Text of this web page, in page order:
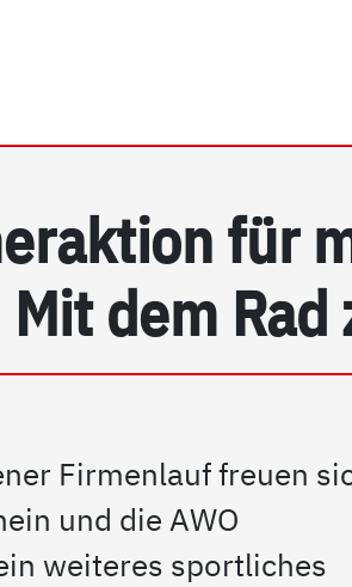
für
dem
Firmenlauf freuen
und die AWO
weiteres sportliches